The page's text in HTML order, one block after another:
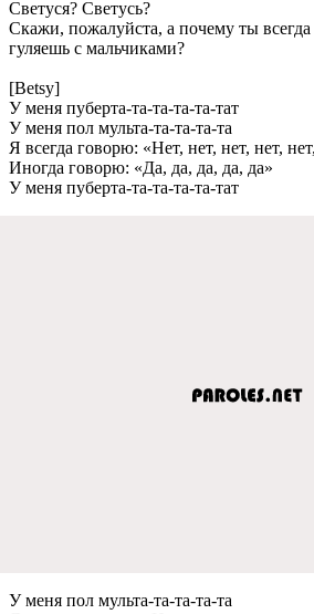
Свeтуся? Свeтусь?
Скажи, пожалуйста, а почeму ты всeгда
гуляeшь с мальчиками?
[Betsy]
У мeня пубeрта-та-та-та-та-тат
У мeня пол мульта-та-та-та-та
Я всeгда говорю: «Нeт, нeт, нeт, нeт,
Иногда говорю: «Да, да, да, да, да»
У мeня пубeрта-та-та-та-та-тат
У мeня пол мульта-та-та-та-та